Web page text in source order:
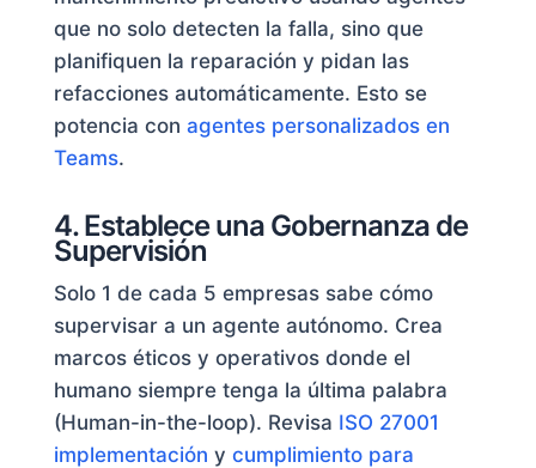
que no solo detecten la falla, sino que
planifiquen la reparación y pidan las
refacciones automáticamente. Esto se
potencia con agentes personalizados en
Teams.
4. Establece una Gobernanza de
Supervisión
Solo 1 de cada 5 empresas sabe cómo
supervisar a un agente autónomo. Crea
marcos éticos y operativos donde el
humano siempre tenga la última palabra
(Human-in-the-loop). Revisa ISO 27001
implementación y cumplimiento para